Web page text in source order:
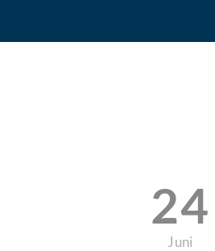
24
Juni